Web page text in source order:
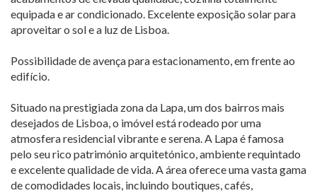
equipada e ar condicionado. Excelente exposição solar para
aproveitar o sol e a luz de Lisboa.
Possibilidade de avença para estacionamento, em frente ao
edifício.
Situado na prestigiada zona da Lapa, um dos bairros mais
desejados de Lisboa, o imóvel está rodeado por uma
atmosfera residencial vibrante e serena. A Lapa é famosa
pelo seu rico património arquitetónico, ambiente requintado
e excelente qualidade de vida. A área oferece uma vasta gama
de comodidades locais, incluindo boutiques, cafés,